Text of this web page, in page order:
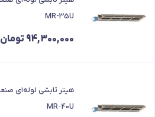
MR-35U
94,300,000 تومان
MR-40U